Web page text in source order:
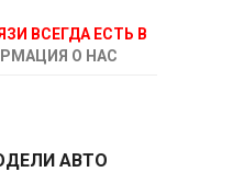
ВСЕГДА ЕСТЬ В
О НАС
АВТО